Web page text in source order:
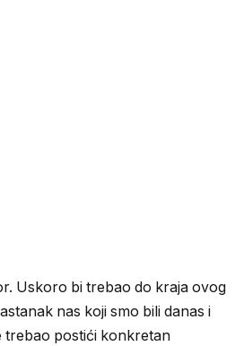
Uskoro bi trebao do kraja ovog
nas koji smo bili danas i
trebao postići konkretan